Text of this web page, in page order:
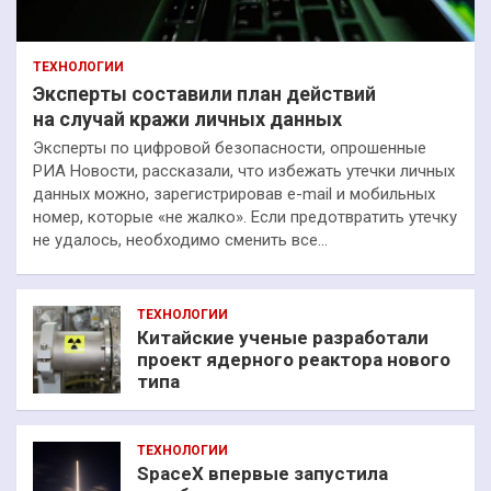
ТЕХНОЛОГИИ
Эксперты составили план действий
на случай кражи личных данных
Эксперты по цифровой безопасности, опрошенные
РИА Новости, рассказали, что избежать утечки личных
данных можно, зарегистрировав e-mail и мобильных
номер, которые «не жалко». Если предотвратить утечку
не удалось, необходимо сменить все…
ТЕХНОЛОГИИ
Китайские ученые разработали
проект ядерного реактора нового
типа
ТЕХНОЛОГИИ
SpaceX впервые запустила